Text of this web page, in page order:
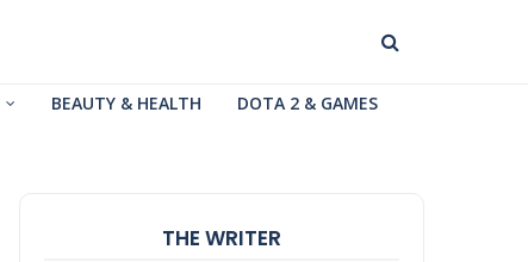
BEAUTY & HEALTH DOTA 2 & GAMES
THE WRITER